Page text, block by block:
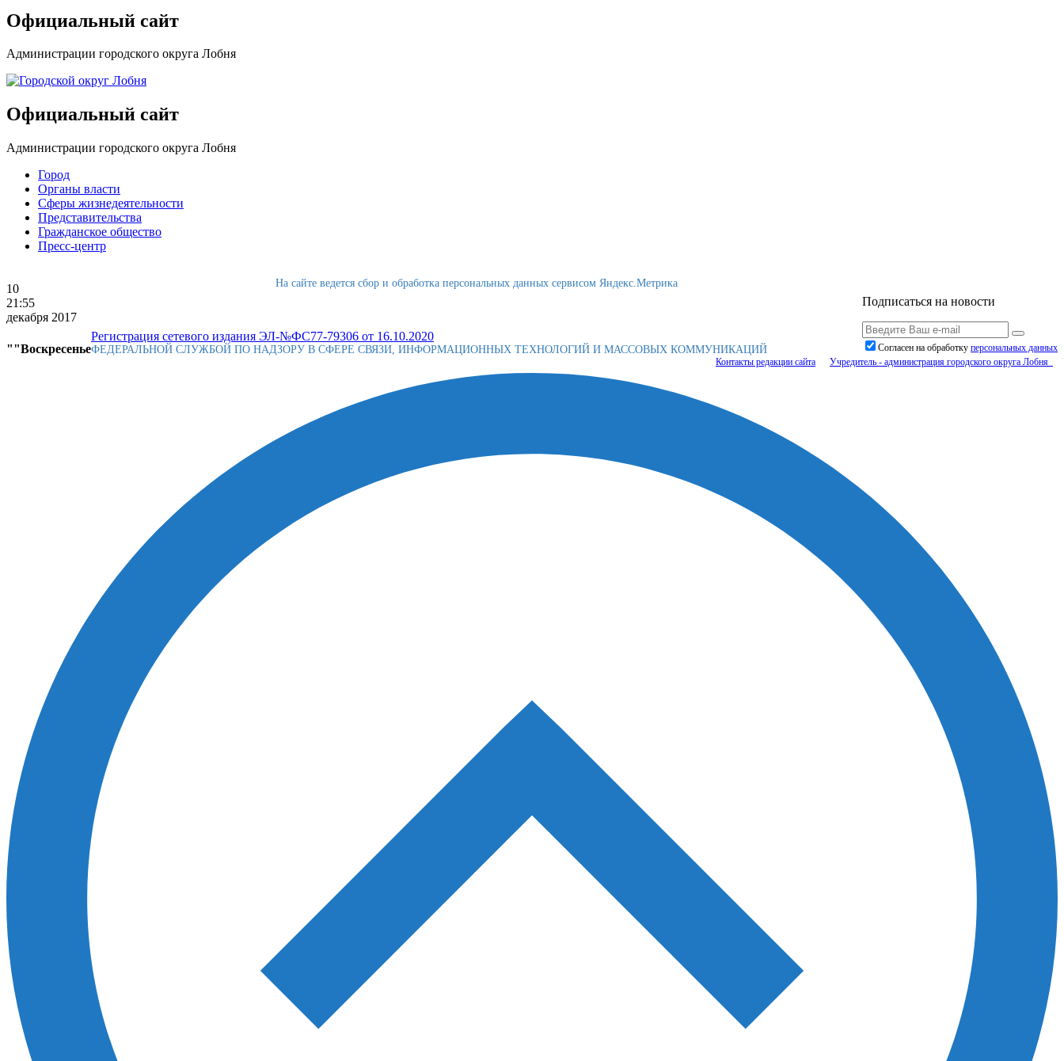
Официальный сайт
Администрации городского округа Лобня
Официальный сайт
Администрации городского округа Лобня
Город
Органы власти
Сферы жизнедеятельности
Представительства
Гражданское общество
Пресс-центр
10
21:55
декабря 2017
""Воскресенье
Подписаться на новости
Согласен на обработку персональныx данных
На сайте ведется сбор и обработка персональных данных сервисом Яндекс.Метрика
Регистрация сетевого издания ЭЛ-№ФС77-79306 от 16.10.2020
ФЕДЕРАЛЬНОЙ СЛУЖБОЙ ПО НАДЗОРУ В СФЕРЕ СВЯЗИ, ИНФОРМАЦИОННЫХ ТЕХНОЛОГИЙ И МАССОВЫХ КОММУНИКАЦИЙ
Контакты редакции сайта Учредитель - администрация городского округа Лобня